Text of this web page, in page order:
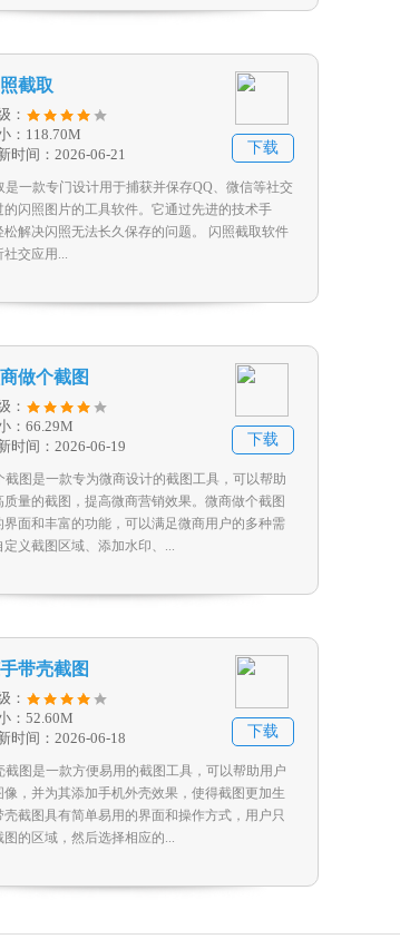
截取
：
：118.70M
时间：2026-06-21
下载
是一款专门设计用于捕获并保存QQ、微信等社交
的闪照图片的工具软件。它通过先进的技术手
松解决闪照无法长久保存的问题。 闪照截取软件
交应用...
做个截图
：
：66.29M
时间：2026-06-19
下载
截图是一款专为微商设计的截图工具，可以帮助
质量的截图，提高微商营销效果。微商做个截图
界面和丰富的功能，可以满足微商用户的多种需
义截图区域、添加水印、...
带壳截图
：
：52.60M
时间：2026-06-18
下载
截图是一款方便易用的截图工具，可以帮助用户
，并为其添加手机外壳效果，使得截图更加生
截图具有简单易用的界面和操作方式，用户只
图的区域，然后选择相应的...